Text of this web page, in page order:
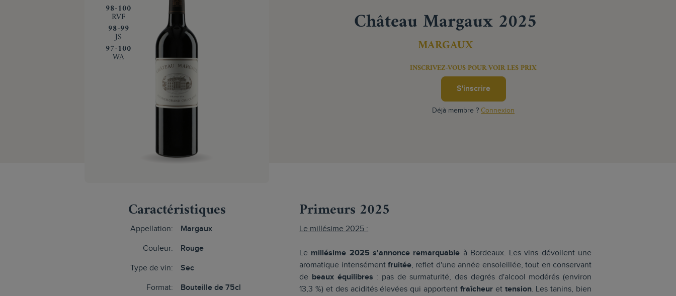
‍98-100
RVF
‍98-99
JS
‍97-100
WA
Château Margaux 2025
MARGAUX
INSCRIVEZ-VOUS POUR VOIR LES PRIX
S'inscrire
Déjà membre ?Connexion
Caractéristiques
Appellation: Margaux
Couleur: Rouge
Type de vin: Sec
Format: Bouteille de 75cl
Primeurs 2025
Le millésime 2025 :
Le millésime 2025 s'annonce remarquable à Bordeaux. Les vins dévoilent une
aromatique intensémentfruitée, reflet d'une année ensoleillée, tout en conservant
de beaux équilibres : pas de surmaturité, des degrés d'alcool modérés (environ
13,3 %) et des acidités élevées qui apportent fraîcheuret tension. Les tanins, bien